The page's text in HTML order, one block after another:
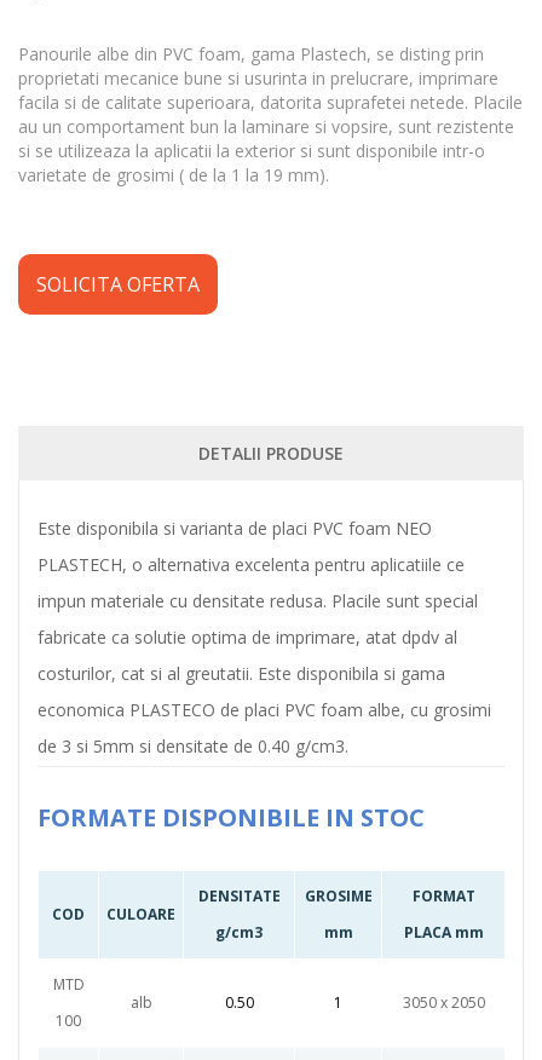
Panourile albe din PVC foam, gama Plastech, se disting prin
proprietati mecanice bune si usurinta in prelucrare, imprimare
facila si de calitate superioara, datorita suprafetei netede. Placile
au un comportament bun la laminare si vopsire, sunt rezistente
si se utilizeaza la aplicatii la exterior si sunt disponibile intr-o
varietate de grosimi ( de la 1 la 19 mm).
SOLICITA OFERTA
DETALII PRODUSE
Este disponibila si varianta de placi PVC foam NEO
PLASTECH, o alternativa excelenta pentru aplicatiile ce
impun materiale cu densitate redusa. Placile sunt special
fabricate ca solutie optima de imprimare, atat dpdv al
costurilor, cat si al greutatii. Este disponibila si gama
economica PLASTECO de placi PVC foam albe, cu grosimi
de 3 si 5mm si densitate de 0.40 g/cm3.
FORMATE DISPONIBILE IN STOC
COD CULOARE
DENSITATE
g/cm3
GROSIME
mm
FORMAT
PLACA mm
MTD
100
alb 0.50 1 3050 x 2050